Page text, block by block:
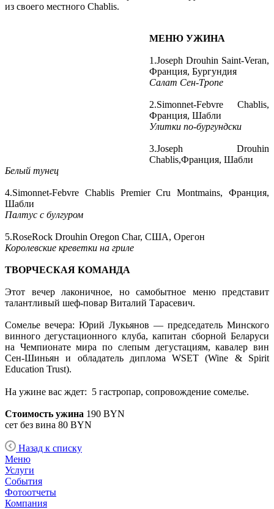
из своего местного Chablis.
МЕНЮ УЖИНА
1.Joseph Drouhin Saint-Veran,
Франция, Бургундия
Салат Сен-Тропе
2.Simonnet-Febvre Chablis,
Франция, Шабли
Улитки по-бургундски
3.Joseph Drouhin
Chablis,Франция, Шабли
Белый тунец
4.Simonnet-Febvre Chablis Premier Cru Montmains, Франция,
Шабли
Палтус с булгуром
5.RoseRock Drouhin Oregon Char, США, Орегон
Королевские креветки на гриле
ТВОРЧЕСКАЯ КОМАНДА
Этот вечер лаконичное, но самобытное меню представит
талантливый шеф-повар Виталий Тарасевич.
Сомелье вечера: Юрий Лукьянов — председатель Минского
винного дегустационного клуба, капитан сборной Беларуси
на Чемпионате мира по слепым дегустациям, кавалер вин
Сен-Шиньян и обладатель диплома WSET (Wine & Spirit
Education Trust).
На ужине вас ждет: 5 гастропар, сопровождение сомелье.
Стоимость ужина 190 BYN
сет без вина 80 BYN
Назад к списку
Меню
Услуги
События
Фотоотчеты
Компания